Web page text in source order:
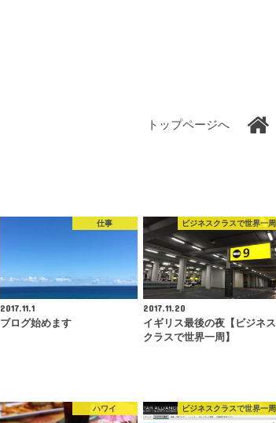
トップページへ
仕事
2017.11.1
ブログ始めます
ビジネスクラスで世界一周
2017.11.20
イギリス最後の夜【ビジネス
クラスで世界一周】
ハワイ ビジネスクラスで世界一周